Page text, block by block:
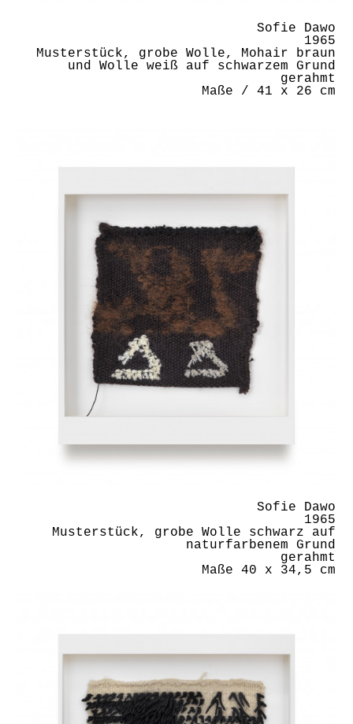
Sofie Dawo
1965
Musterstück, grobe Wolle, Mohair braun
und Wolle weiß auf schwarzem Grund
gerahmt
Maße / 41 x 26 cm
Sofie Dawo
1965
Musterstück, grobe Wolle schwarz auf
naturfarbenem Grund
gerahmt
Maße 40 x 34,5 cm